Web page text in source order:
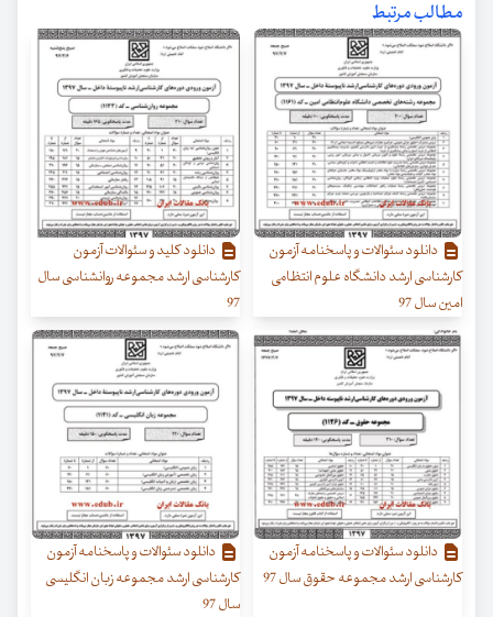
مطالب مرتبط
دانلود سئوالات و پاسخنامه آزمون
کارشناسی ارشد دانشگاه علوم انتظامی
امین سال 97
دانلود کلید و سئوالات آزمون
کارشناسی ارشد مجموعه روانشناسی سال
97
دانلود سئوالات و پاسخنامه آزمون
کارشناسی ارشد مجموعه حقوق سال 97
دانلود سئوالات و پاسخنامه آزمون
کارشناسی ارشد مجموعه زبان انگلیسی
سال 97